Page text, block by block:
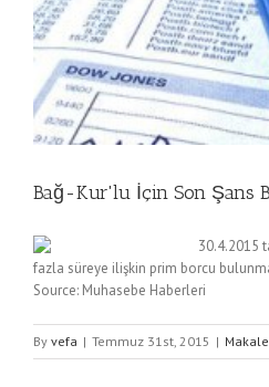
Bağ-Kur'lu İçin Son Şans
30.4.2015
fazla süreye ilişkin prim borcu
Source: Muhasebe Haberleri
By vefa | Temmuz 31st, 2015 |